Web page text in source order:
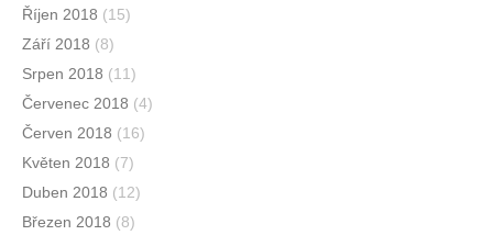
Říjen 2018 (15)
Září 2018 (8)
Srpen 2018 (11)
Červenec 2018 (4)
Červen 2018 (16)
Květen 2018 (7)
Duben 2018 (12)
Březen 2018 (8)